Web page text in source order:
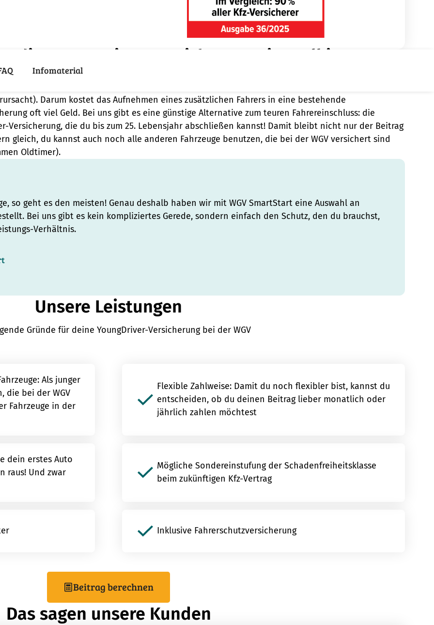
Infomaterial
die YoungDriver-Versicherung sinnvoll ist
einem brandneuen Führerschein bist du als junger Fahrer vielleicht noch etwas unsicher auf der
Darum kostet das Aufnehmen eines zusätzlichen Fahrers in eine bestehende
oft viel Geld. Bei uns gibt es eine günstige Alternative zum teuren Fahrereinschluss: die
Versicherung, die du bis zum 25. Lebensjahr abschließen kannst! Damit bleibt nicht nur der Beitrag
gleich, du kannst auch noch alle anderen Fahrzeuge benutzen, die bei der WGV versichert sind
Oldtimer).
so geht es den meisten! Genau deshalb haben wir mit WGV SmartStart eine Auswahl an
Bei uns gibt es kein kompliziertes Gerede, sondern einfach den Schutz, den du brauchst,
Verhältnis.
Unsere Leistungen
Gründe für deine YoungDriver-Versicherung bei der WGV
Als junger
die bei der WGV
Fahrzeuge in der
dein erstes Auto
raus! Und zwar
Flexible Zahlweise: Damit du noch flexibler bist, kannst du
entscheiden, ob du deinen Beitrag lieber monatlich oder
jährlich zahlen möchtest
Mögliche Sondereinstufung der Schadenfreiheitsklasse
beim zukünftigen Kfz-Vertrag
Inklusive Fahrerschutzversicherung
Beitrag berechnen
Das sagen unsere Kunden